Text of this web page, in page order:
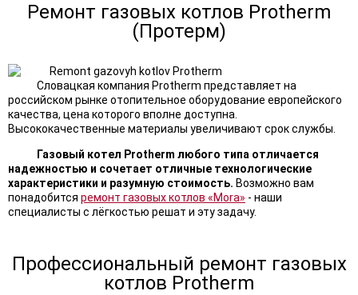
Ремонт газовых котлов Protherm
(Протерм)
Словацкая компания Protherm представляет на
российском рынке отопительное оборудование европейского
качества, цена которого вполне доступна.
Высококачественные материалы увеличивают срок службы.
Газовый котел Protherm любого типа отличается
надежностью и сочетает отличные технологические
характеристики и разумную стоимость. Возможно вам
понадобится ремонт газовых котлов «Mora» - наши
специалисты с лёгкостью решат и эту задачу.
Профессиональный ремонт газовых
котлов Protherm